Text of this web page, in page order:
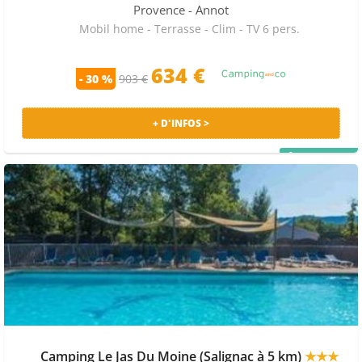
Provence - Annot
Mobil home - Terrasse - Clim - TV 6 pers.
- 30 % 903 € 634 €
+ D'INFOS >
Camping Le Jas Du Moine (Salignac à 5 km)★★★